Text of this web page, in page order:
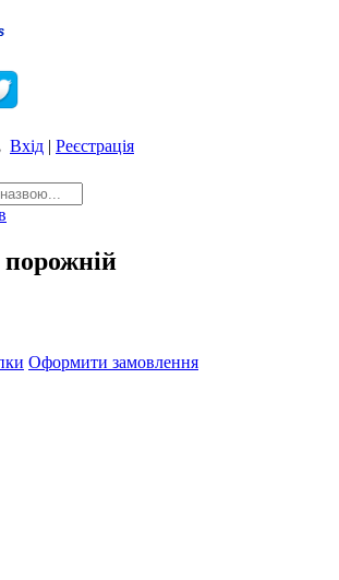
Вхід | Реєстрація
Оформити замовлення